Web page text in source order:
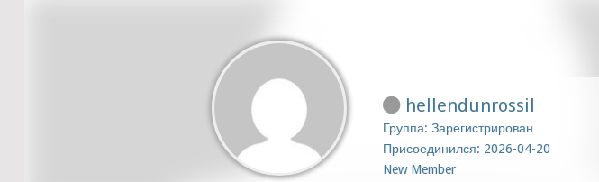
hellendunrossil
Группа: Зарегистрирован
Присоединился: 2026-04-20
New Member